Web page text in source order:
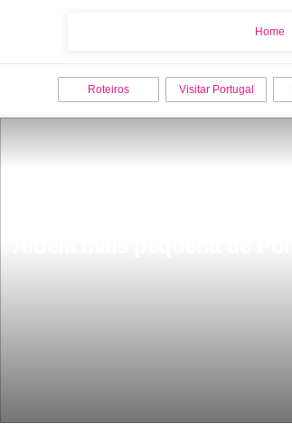
Home
Roteiros Visitar Portugal